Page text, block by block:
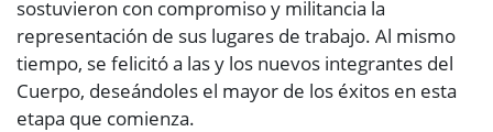
sostuvieron con compromiso y militancia la
representación de sus lugares de trabajo. Al mismo
tiempo, se felicitó a las y los nuevos integrantes del
Cuerpo, deseándoles el mayor de los éxitos en esta
etapa que comienza.